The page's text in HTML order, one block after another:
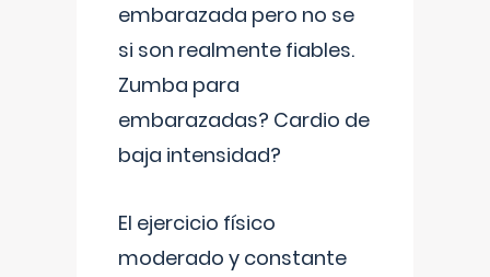
embarazada pero no se
si son realmente fiables.
Zumba para
embarazadas? Cardio de
baja intensidad?
El ejercicio físico
moderado y constante